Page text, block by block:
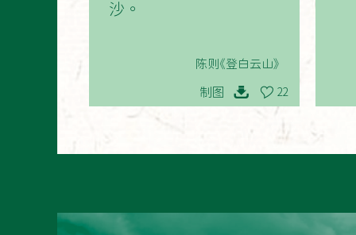
沙。
陈则《登白云山》
制图 22